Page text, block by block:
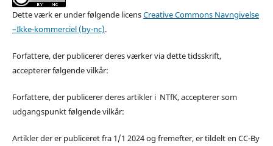
Dette værk er under følgende licensCreative Commons Navngivelse
–Ikke-kommerciel (by-nc).
Forfattere, der publicerer deres værker via dette tidsskrift,
accepterer følgende vilkår:
Forfattere, der publicerer deres artikler i NTfK, accepterer som
udgangspunkt følgende vilkår:
Artikler der er publiceret fra 1/1 2024 og fremefter, er tildelt en CC-By